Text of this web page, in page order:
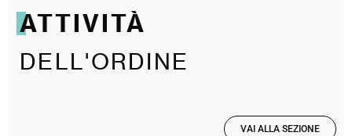
ATTIVITÀ
DELL'ORDINE
VAI ALLA SEZIONE